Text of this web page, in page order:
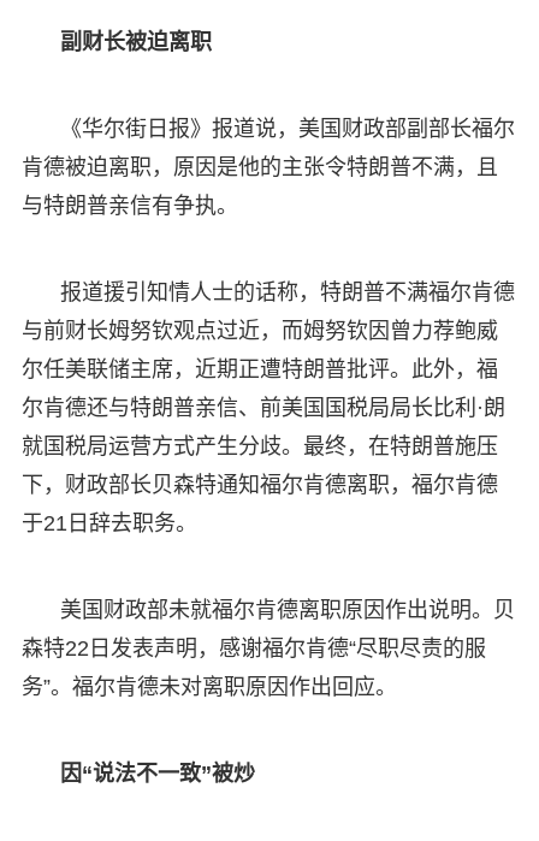
副财长被迫离职
《华尔街日报》报道说，美国财政部副部长福尔
肯德被迫离职，原因是他的主张令特朗普不满，且
与特朗普亲信有争执。
报道援引知情人士的话称，特朗普不满福尔肯德
与前财长姆努钦观点过近，而姆努钦因曾力荐鲍威
尔任美联储主席，近期正遭特朗普批评。此外，福
尔肯德还与特朗普亲信、前美国国税局局长比利·朗
就国税局运营方式产生分歧。最终，在特朗普施压
下，财政部长贝森特通知福尔肯德离职，福尔肯德
于21日辞去职务。
美国财政部未就福尔肯德离职原因作出说明。贝
森特22日发表声明，感谢福尔肯德“尽职尽责的服
务”。福尔肯德未对离职原因作出回应。
因“说法不一致”被炒